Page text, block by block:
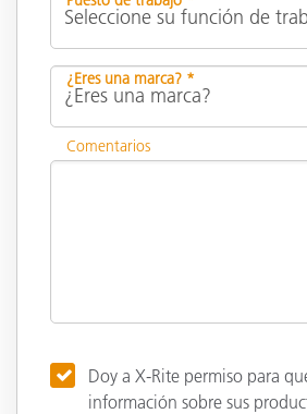
¿Eres una marca? *
Comentarios
Doy a X-Rite permiso para
información sobre sus